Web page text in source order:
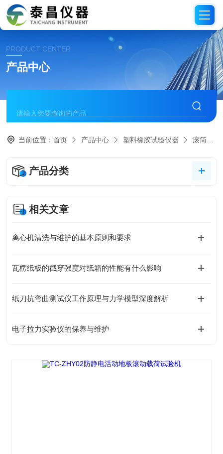
PRODUCT CENTER
产品中心
当前位置：首页 产品中心 塑料橡胶试验仪器 滚筒磨耗试验机
产品分类
相关文章
离心机清洗与维护的基本原则和要求
瓦楞纸板的戳穿强度对纸箱的性能有什么影响
纸刀抗弯曲测试仪工作原理与力学模型深度解析
电子拉力实验仪的保养与维护